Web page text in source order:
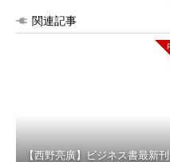
関連記事
【西野亮廣】ビジネス書最新刊